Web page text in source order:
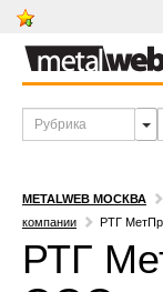
METALWEB МОСКВА
компании
РТГ
РТГ